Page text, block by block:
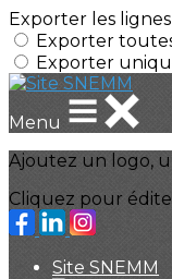
Exporter les
Exporter
Exporter
Menu
Ajoutez un logo,
Cliquez pour
Site SNEMM